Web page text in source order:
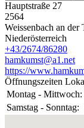
Hauptstraße 27
2564
Weissenbach an der
Niederösterreich
+43/2674/86280
hamkumst@a1.net
https://
Öffnungszeiten
Montag - Mittwoch:
Samstag - Sonntag: